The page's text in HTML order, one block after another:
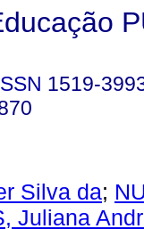
1519-
Silva da;
Juliana